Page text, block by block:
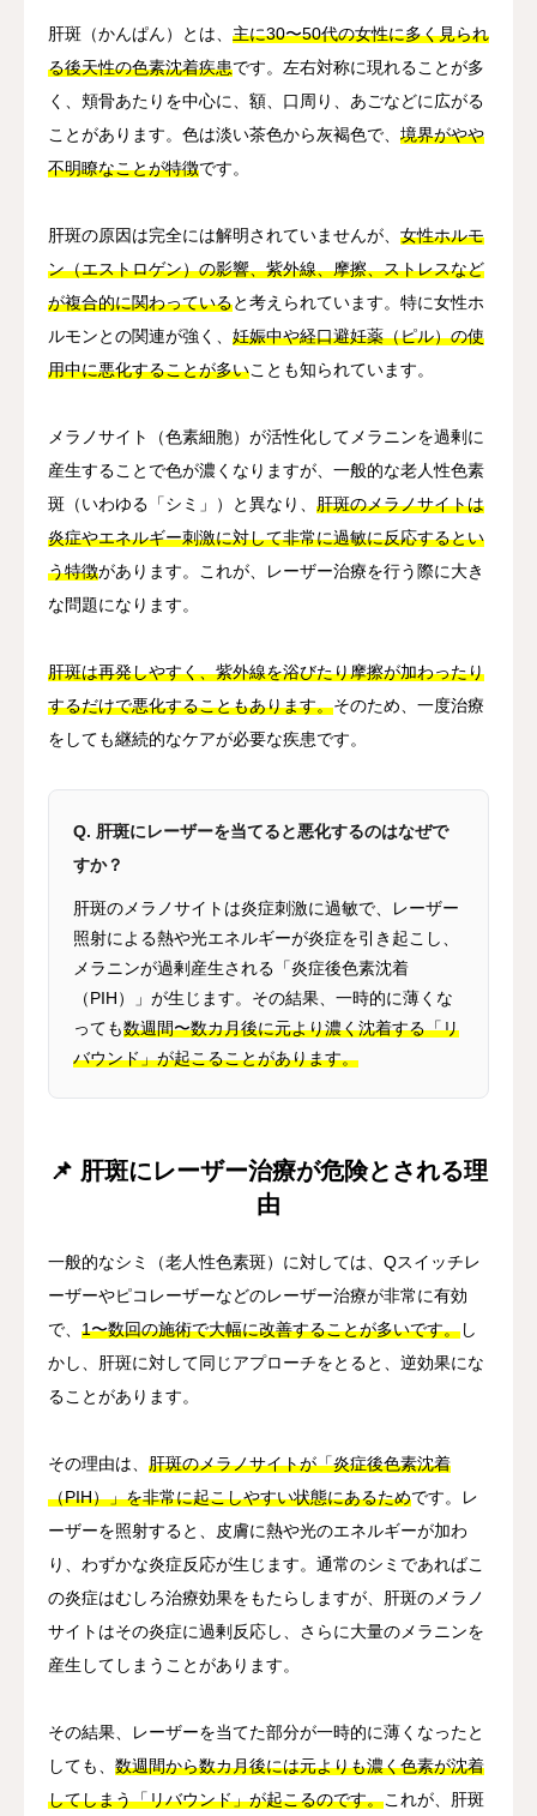
肝斑（かんぱん）とは、 主に30〜50代の女性に多く見られ
る後天性の色素沈着疾患です。左右対称に現れることが多
く、頬骨あたりを中心に、額、口周り、あごなどに広がる
ことがあります。色は淡い茶色から灰褐色で、 境界がやや
不明瞭なことが特徴です。
肝斑の原因は完全には解明されていませんが、 女性ホルモ
ン（エストロゲン）の影響、紫外線、摩擦、ストレスなど
が複合的に関わっていると考えられています。特に女性ホ
ルモンとの関連が強く、 妊娠中や経口避妊薬（ピル）の使
用中に悪化することが多いことも知られています。
メラノサイト（色素細胞）が活性化してメラニンを過剰に
産生することで色が濃くなりますが、一般的な老人性色素
斑（いわゆる「シミ」）と異なり、 肝斑のメラノサイトは
炎症やエネルギー刺激に対して非常に過敏に反応するとい
う特徴があります。これが、レーザー治療を行う際に大き
な問題になります。
肝斑は再発しやすく、紫外線を浴びたり摩擦が加わったり
するだけで悪化することもあります。そのため、一度治療
をしても継続的なケアが必要な疾患です。
Q. 肝斑にレーザーを当てると悪化するのはなぜで
すか？
肝斑のメラノサイトは炎症刺激に過敏で、レーザー
照射による熱や光エネルギーが炎症を引き起こし、
メラニンが過剰産生される「炎症後色素沈着
（PIH）」が生じます。その結果、一時的に薄くな
っても数週間〜数カ月後に元より濃く沈着する「リ
バウンド」が起こることがあります。
📌 肝斑にレーザー治療が危険とされる理
由
一般的なシミ（老人性色素斑）に対しては、Qスイッチレ
ーザーやピコレーザーなどのレーザー治療が非常に有効
で、 1〜数回の施術で大幅に改善することが多いです。し
かし、肝斑に対して同じアプローチをとると、逆効果にな
ることがあります。
その理由は、 肝斑のメラノサイトが「炎症後色素沈着
（PIH）」を非常に起こしやすい状態にあるためです。レ
ーザーを照射すると、皮膚に熱や光のエネルギーが加わ
り、わずかな炎症反応が生じます。通常のシミであればこ
の炎症はむしろ治療効果をもたらしますが、肝斑のメラノ
サイトはその炎症に過剰反応し、さらに大量のメラニンを
産生してしまうことがあります。
その結果、レーザーを当てた部分が一時的に薄くなったと
しても、 数週間から数カ月後には元よりも濃く色素が沈着
してしまう「リバウンド」が起こるのです。これが、肝斑